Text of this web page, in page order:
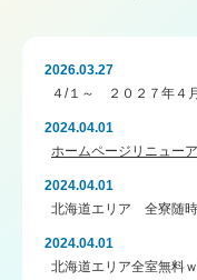
2026.03.27
４/１～ ２０２７年４
2024.04.01
ホームページリニューア
2024.04.01
北海道エリア 全寮随時
2024.04.01
北海道エリア全室無料